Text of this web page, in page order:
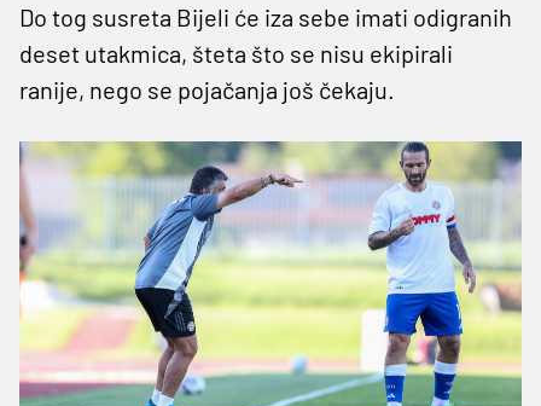
Do tog susreta Bijeli će iza sebe imati odigranih
deset utakmica, šteta što se nisu ekipirali
ranije, nego se pojačanja još čekaju.